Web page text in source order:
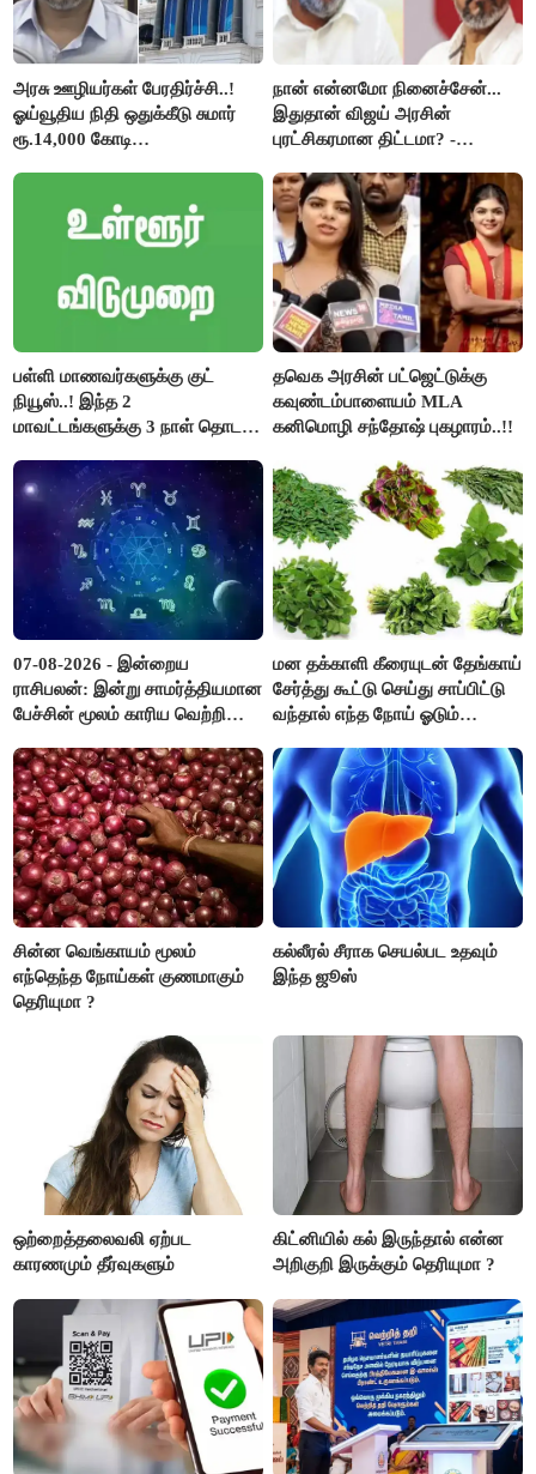
அரசு ஊழியர்கள் பேரதிர்ச்சி..!
ஓய்வூதிய நிதி ஒதுக்கீடு சுமார்
ரூ.14,000 கோடி
நான் என்னமோ நினைச்சேன்...
இதுதான் விஜய் அரசின்
புரட்சிகரமான திட்டமா? -
பள்ளி மாணவர்களுக்கு குட்
நியூஸ்..! இந்த 2
மாவட்டங்களுக்கு 3 நாள் தொடர்
தவெக அரசின் பட்ஜெட்டுக்கு
கவுண்டம்பாளையம் MLA
கனிமொழி சந்தோஷ் புகழாரம்..!!
07-08-2026 - இன்றைய
ராசிபலன்: இன்று சாமர்த்தியமான
பேச்சின் மூலம் காரிய வெற்றி
பொறுப்புகளை ஒப்படைப்பதில்
கவனம் தேவை..!
மன தக்காளி கீரையுடன் தேங்காய்
சேர்த்து கூட்டு செய்து சாப்பிட்டு
வந்தால் எந்த நோய் ஓடும்
சின்ன வெங்காயம் மூலம்
எந்தெந்த நோய்கள் குணமாகும்
தெரியுமா ?
கல்லீரல் சீராக செயல்பட உதவும்
இந்த ஜூஸ்
ஒற்றைத்தலைவலி ஏற்பட
காரணமும் தீர்வுகளும்
கிட்னியில் கல் இருந்தால் என்ன
அறிகுறி இருக்கும் தெரியுமா ?